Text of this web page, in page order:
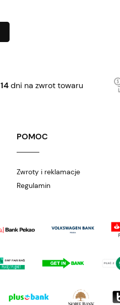
14dni na zwrot towaru
POMOC
Zwroty i reklamacje
Regulamin